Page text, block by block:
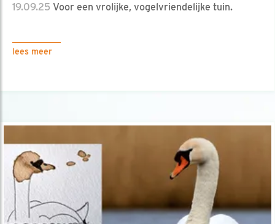
19.09.25 Voor een vrolijke, vogelvriendelijke tuin.
lees meer